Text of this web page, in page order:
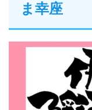
ま幸座